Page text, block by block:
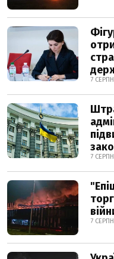
7
7
7